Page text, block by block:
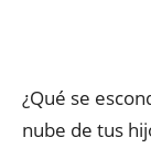
¿Qué se
nube de tus